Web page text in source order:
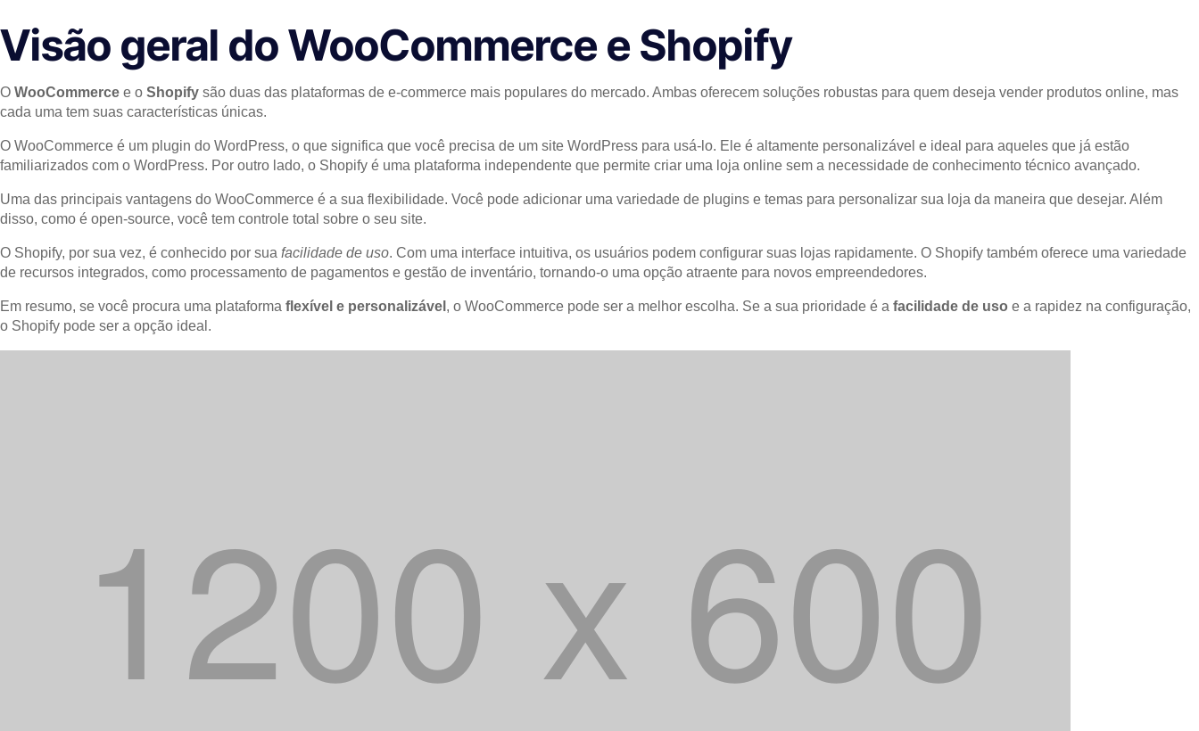
Visão geral do WooCommerce e Shopify
O WooCommerce e o Shopify são duas das plataformas de e-commerce mais populares do mercado. Ambas oferecem soluções robustas para quem deseja vender produtos online, mas
cada uma tem suas características únicas.
O WooCommerce é um plugin do WordPress, o que significa que você precisa de um site WordPress para usá-lo. Ele é altamente personalizável e ideal para aqueles que já estão
familiarizados com o WordPress. Por outro lado, o Shopify é uma plataforma independente que permite criar uma loja online sem a necessidade de conhecimento técnico avançado.
Uma das principais vantagens do WooCommerce é a sua flexibilidade. Você pode adicionar uma variedade de plugins e temas para personalizar sua loja da maneira que desejar. Além
disso, como é open-source, você tem controle total sobre o seu site.
O Shopify, por sua vez, é conhecido por sua facilidade de uso. Com uma interface intuitiva, os usuários podem configurar suas lojas rapidamente. O Shopify também oferece uma variedade
de recursos integrados, como processamento de pagamentos e gestão de inventário, tornando-o uma opção atraente para novos empreendedores.
Em resumo, se você procura uma plataforma flexível e personalizável , o WooCommerce pode ser a melhor escolha. Se a sua prioridade é a facilidade de uso e a rapidez na configuração,
o Shopify pode ser a opção ideal.